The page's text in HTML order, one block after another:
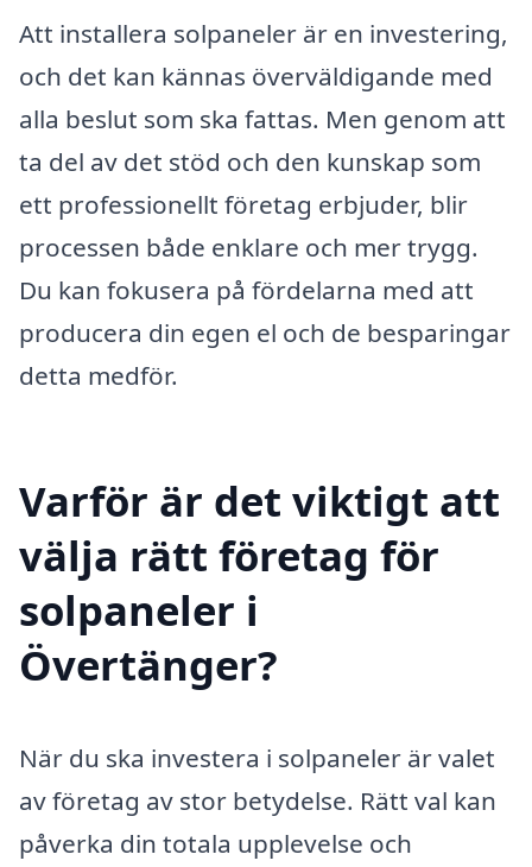
Att installera solpaneler är en investering,
och det kan kännas överväldigande med
alla beslut som ska fattas. Men genom att
ta del av det stöd och den kunskap som
ett professionellt företag erbjuder, blir
processen både enklare och mer trygg.
Du kan fokusera på fördelarna med att
producera din egen el och de besparingar
detta medför.
Varför är det viktigt att
välja rätt företag för
solpaneler i
Övertänger?
När du ska investera i solpaneler är valet
av företag av stor betydelse. Rätt val kan
påverka din totala upplevelse och